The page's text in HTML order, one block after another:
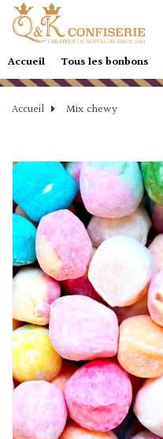
Accueil Tous les bonbons
Accueil Mix chewy